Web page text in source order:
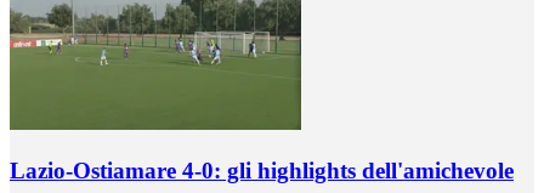
Lazio-Ostiamare 4-0: gli highlights dell'amichevole